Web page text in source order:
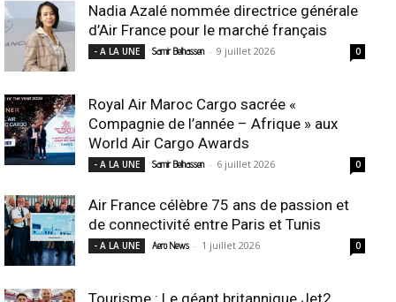
Nadia Azalé nommée directrice générale
d’Air France pour le marché français
- A LA UNE Samir Belhassen - 9 juillet 2026 0
Royal Air Maroc Cargo sacrée «
Compagnie de l’année – Afrique » aux
World Air Cargo Awards
- A LA UNE Samir Belhassen - 6 juillet 2026 0
Air France célèbre 75 ans de passion et
de connectivité entre Paris et Tunis
- A LA UNE Aero News - 1 juillet 2026 0
Tourisme : Le géant britannique Jet2